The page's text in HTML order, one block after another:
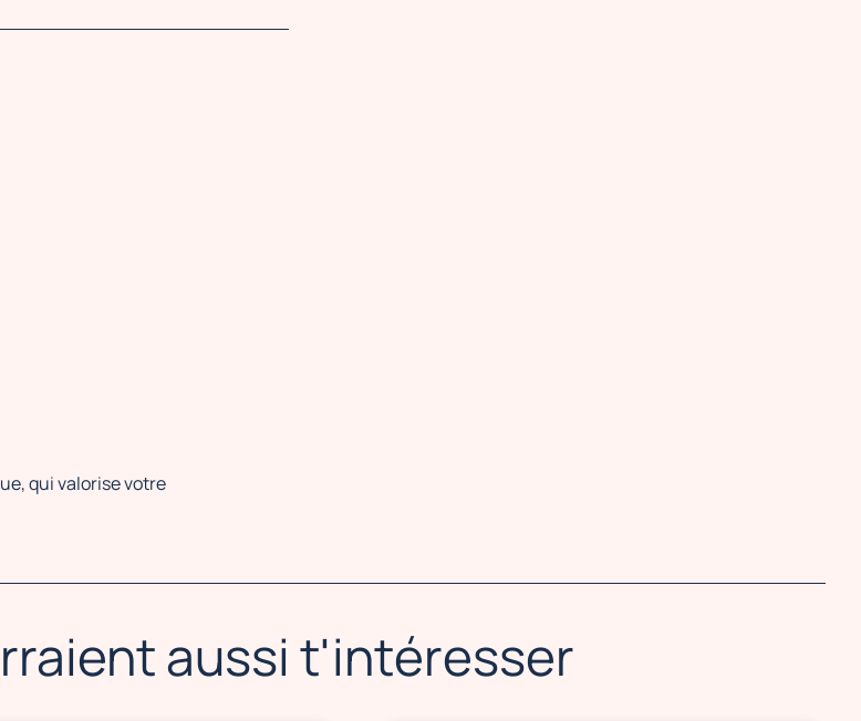
qui valorise votre
aussi t'intéresser